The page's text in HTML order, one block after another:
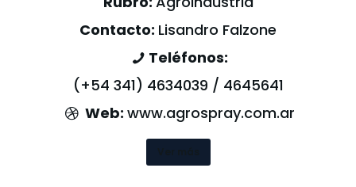
Contacto: Lisandro Falzone
Teléfonos:
(+54 341) 4634039 / 4645641
Web: www.agrospray.com.ar